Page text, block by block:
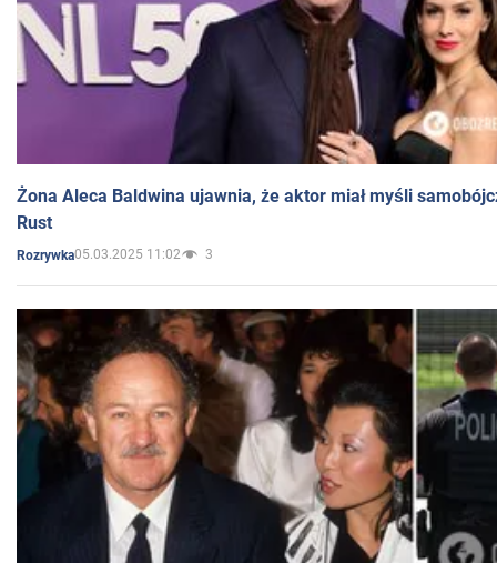
Żona Aleca Baldwina ujawnia, że aktor miał myśli
Rust
Rozrywka05.03.2025 11:02 3